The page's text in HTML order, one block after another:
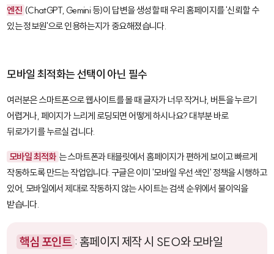
엔진 (ChatGPT, Gemini 등)이 답변을 생성할 때 우리 홈페이지를 '신뢰할 수
있는 정보원'으로 인용하는지가 중요해졌습니다.
모바일 최적화는 선택이 아닌 필수
여러분은 스마트폰으로 웹사이트를 볼 때 글자가 너무 작거나, 버튼을 누르기
어렵거나, 페이지가 느리게 로딩되면 어떻게 하시나요? 대부분 바로
뒤로가기를 누르실 겁니다.
모바일 최적화 는 스마트폰과 태블릿에서 홈페이지가 편하게 보이고 빠르게
작동하도록 만드는 작업입니다. 구글은 이미 '모바일 우선 색인' 정책을 시행하고
있어, 모바일에서 제대로 작동하지 않는 사이트는 검색 순위에서 불이익을
받습니다.
핵심 포인트 : 홈페이지 제작 시 SEO와 모바일